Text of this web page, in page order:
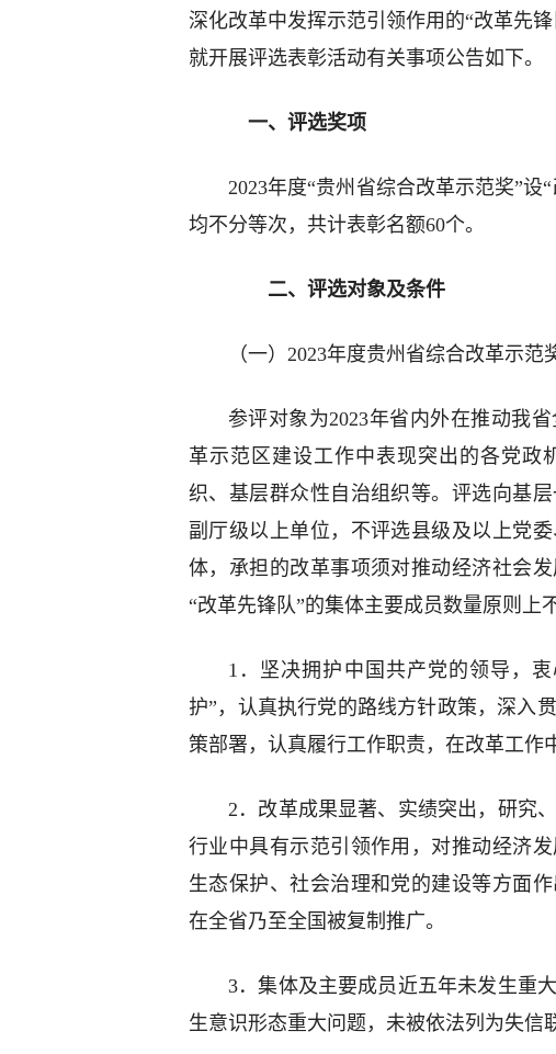
深化改革中发挥示范引领作用的“改革先
就开展评选表彰活动有关事项公告如下。
一、评选奖项
2023年度“贵州省综合改革示范奖”设
均不分等次，共计表彰名额60个。
二、评选对象及条件
（一）2023年度贵州省综合改革示范
参评对象为2023年省内外在推动我
革示范区建设工作中表现突出的各党政
织、基层群众性自治组织等。评选向基
副厅级以上单位，不评选县级及以上党
体，承担的改革事项须对推动经济社会
“改革先锋队”的集体主要成员数量原则上
1．坚决拥护中国共产党的领导，
护”，认真执行党的路线方针政策，深入
策部署，认真履行工作职责，在改革工作
2．改革成果显著、实绩突出，研究
行业中具有示范引领作用，对推动经济
生态保护、社会治理和党的建设等方面
在全省乃至全国被复制推广。
3．集体及主要成员近五年未发生重
生意识形态重大问题，未被依法列为失信